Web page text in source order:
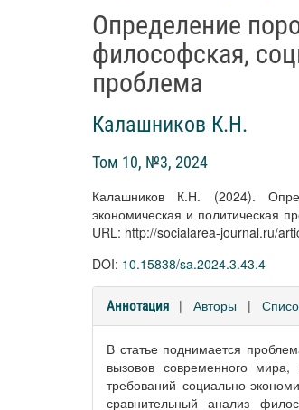
Определение
философская,
проблема
Калашников К.Н.
Том 10, №3, 2024
Калашников К.Н. (2024).
экономическая и политическая
URL: http://socialarea-journal.ru/
DOI: 10.15838/sa.2024.3.43.4
Аннотация | Авторы |
В статье поднимается
вызовов современного
требований социально-
сравнительный анализ